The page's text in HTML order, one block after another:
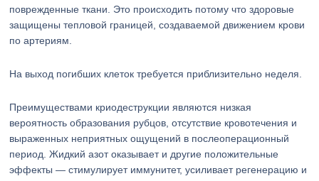
поврежденные ткани. Это происходить потому что здоровые
защищены тепловой границей, создаваемой движением крови
по артериям.
На выход погибших клеток требуется приблизительно неделя.
Преимуществами криодеструкции являются низкая
вероятность образования рубцов, отсутствие кровотечения и
выраженных неприятных ощущений в послеоперационный
период. Жидкий азот оказывает и другие положительные
эффекты — стимулирует иммунитет, усиливает регенерацию и